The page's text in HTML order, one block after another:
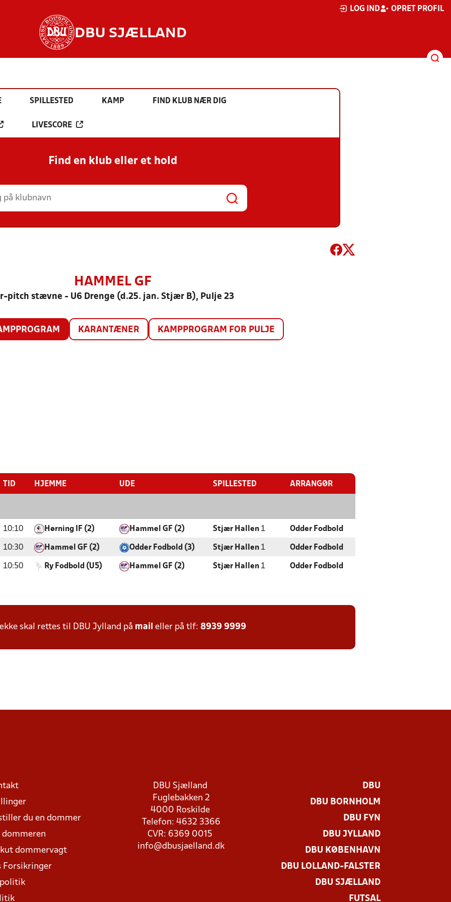
LOG IND OPRET PROFIL
DBU SJÆLLAND
SPILLESTED KAMP FIND KLUB NÆR DIG
LIVESCORE
Find en klub eller et hold
HAMMEL GF
pitch stævne - U6 Drenge (d.25. jan. Stjær B), Pulje 23
KARANTÆNER KAMPPROGRAM FOR PULJE
TID HJEMME UDE SPILLESTED ARRANGØR
10:10 Hørning IF (2) Hammel GF (2) Stjær Hallen 1 Odder Fodbold
10:30 Hammel GF (2) Odder Fodbold (3) Stjær Hallen 1 Odder Fodbold
10:50 Ry Fodbold (U5) Hammel GF (2) Stjær Hallen 1 Odder Fodbold
skal rettes til DBU Jylland på mail eller på tlf: 8939 9999
du en dommer
dommeren
dommervagt
Forsikringer
DBU Sjælland
Fuglebakken 2
4000 Roskilde
Telefon: 4632 3366
CVR: 6369 0015
info@dbusjaelland.dk
DBU
DBU BORNHOLM
DBU FYN
DBU JYLLAND
DBU KØBENHAVN
DBU LOLLAND-FALSTER
DBU SJÆLLAND
FUTSAL